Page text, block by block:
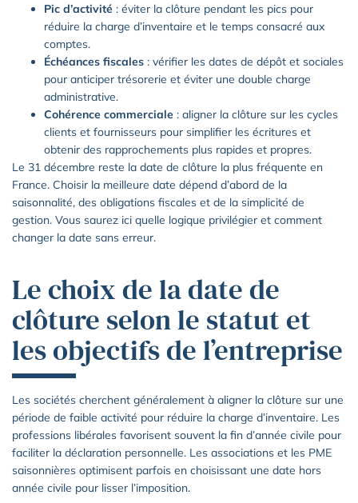
Pic d’activité : éviter la clôture pendant les pics pour
réduire la charge d’inventaire et le temps consacré aux
comptes.
Échéances fiscales : vérifier les dates de dépôt et sociales
pour anticiper trésorerie et éviter une double charge
administrative.
Cohérence commerciale : aligner la clôture sur les cycles
clients et fournisseurs pour simplifier les écritures et
obtenir des rapprochements plus rapides et propres.
Le 31 décembre reste la date de clôture la plus fréquente en
France. Choisir la meilleure date dépend d’abord de la
saisonnalité, des obligations fiscales et de la simplicité de
gestion. Vous saurez ici quelle logique privilégier et comment
changer la date sans erreur.
Le choix de la date de
clôture selon le statut et
les objectifs de l’entreprise
Les sociétés cherchent généralement à aligner la clôture sur une
période de faible activité pour réduire la charge d’inventaire. Les
professions libérales favorisent souvent la fin d’année civile pour
faciliter la déclaration personnelle. Les associations et les PME
saisonnières optimisent parfois en choisissant une date hors
année civile pour lisser l’imposition.